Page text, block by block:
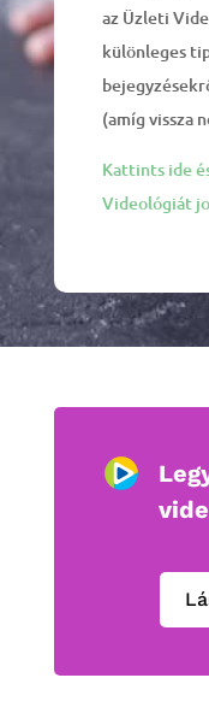
az Üzleti
különleges
(amíg vissza
Kattints ide
Videológiát